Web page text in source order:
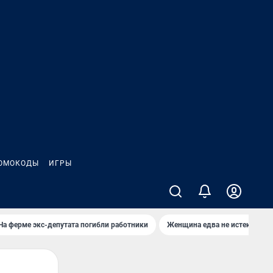
ИГРЫ
ферме экс-депутата погибли работники Женщина едва не истекла